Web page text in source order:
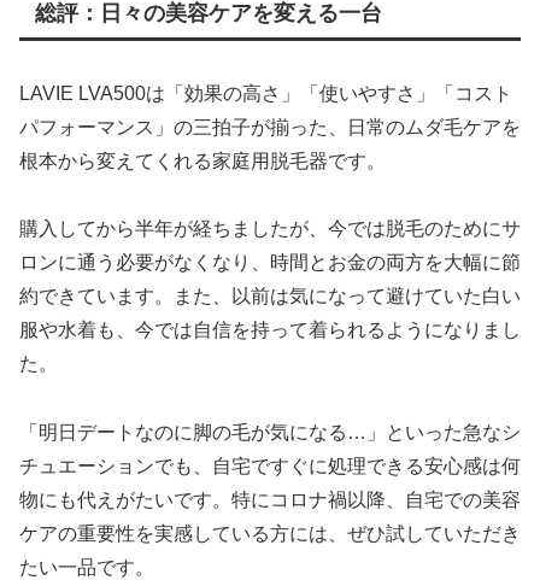
総評：日々の美容ケアを変える一台
LAVIE LVA500は「効果の高さ」「使いやすさ」「コスト
パフォーマンス」の三拍子が揃った、日常のムダ毛ケアを
根本から変えてくれる家庭用脱毛器です。
購入してから半年が経ちましたが、今では脱毛のためにサ
ロンに通う必要がなくなり、時間とお金の両方を大幅に節
約できています。また、以前は気になって避けていた白い
服や水着も、今では自信を持って着られるようになりまし
た。
「明日デートなのに脚の毛が気になる…」といった急なシ
チュエーションでも、自宅ですぐに処理できる安心感は何
物にも代えがたいです。特にコロナ禍以降、自宅での美容
ケアの重要性を実感している方には、ぜひ試していただき
たい一品です。